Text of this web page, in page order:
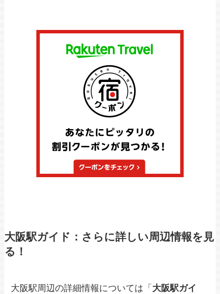
大阪駅ガイド：さらに詳しい周辺情報を見
る！
大阪駅周辺の詳細情報については「 大阪駅ガイ